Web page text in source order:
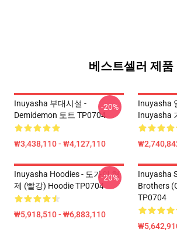
베스트셀러 제품
Inuyasha 부대시설 -
Demidemon 토트 TP0704
₩3,438,110 - ₩4,127,110
-20%
Inuyasha
Inuyasha
Inuyasha Hoodies - 도가의 형
제 (빨강) Hoodie TP0704
₩5,918,510 - ₩6,883,110
-20%
Inuyasha
Brothers
TP0704